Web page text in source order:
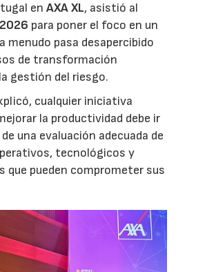
enAXA XL, asistió al
para poner el foco en un
menudo pasa desapercibido
de transformación
gestión del riesgo.
cualquier iniciativa
la productividad debe ir
una evaluación adecuada de
tecnológicos y
que pueden comprometer sus